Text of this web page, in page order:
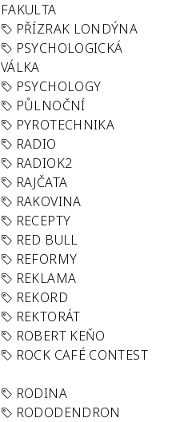
FAKULTA
PŘÍZRAK LONDÝNA
PSYCHOLOGICKÁ
VÁLKA
PSYCHOLOGY
PŮLNOČNÍ
PYROTECHNIKA
RADIO
RADIOK2
RAJČATA
RAKOVINA
RECEPTY
RED BULL
REFORMY
REKLAMA
REKORD
REKTORÁT
ROBERT KEŇO
ROCK CAFÉ CONTEST
RODINA
RODODENDRON